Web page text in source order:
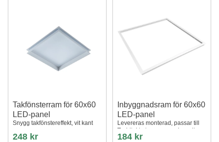
Takfönsterram för 60x60
LED-panel
Snygg takfönstereffekt, vit kant
248 kr
Inbyggnadsram för 60x60
LED-panel
Levereras monterad, passar till
Troldtekt utan anpassning, vit
kant
184 kr